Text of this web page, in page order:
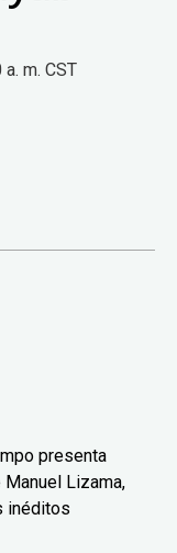
m. CST
presenta
Lizama,
inéditos